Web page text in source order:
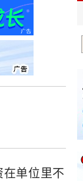
在单位里不